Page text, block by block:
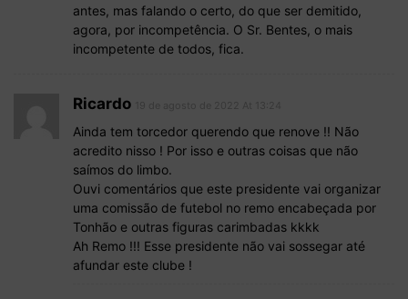
antes, mas falando o certo, do que ser demitido,
agora, por incompetência. O Sr. Bentes, o mais
incompetente de todos, fica.
Ricardo
Ainda tem torcedor querendo que renove !! Não
acredito nisso ! Por isso e outras coisas que não
saímos do limbo.
Ouvi comentários que este presidente vai organizar
uma comissão de futebol no remo encabeçada por
Tonhão e outras figuras carimbadas kkkk
Ah Remo !!! Esse presidente não vai sossegar até
afundar este clube !